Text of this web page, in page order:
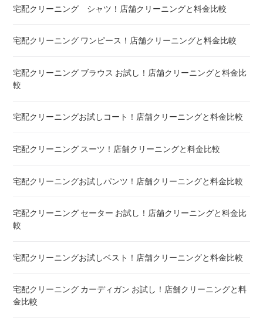
布団クリーニング ! ダニ除去率ランキング
布団クリーニング 真空圧縮サービス 料金比較 ! 市販の圧縮袋
宅配クリーニング 絨毯・カーペット ! 料金 比較
宅配クリーニング シーツ ! 安いランキング
布団クリーニング 敷布団 ! 料金 比較
布団クリーニング ベビーふとん ! 料金 比較
宅配クリーニング シャツ！店舗クリーニングと料金比較
宅配クリーニング ワンピース！店舗クリーニングと料金比較
宅配クリーニング ブラウス お試し！店舗クリーニングと料金比
較
宅配クリーニングお試しコート！店舗クリーニングと料金比較
宅配クリーニング スーツ！店舗クリーニングと料金比較
宅配クリーニングお試しパンツ！店舗クリーニングと料金比較
宅配クリーニング セーター お試し！店舗クリーニングと料金比
較
宅配クリーニングお試しベスト！店舗クリーニングと料金比較
宅配クリーニング カーディガン お試し！店舗クリーニングと料
金比較